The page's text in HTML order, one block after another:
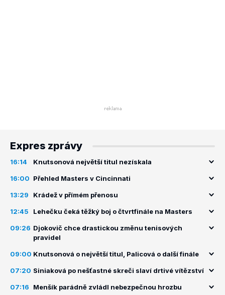
Expres zprávy
16:14 Knutsonová největší titul nezískala
16:00 Přehled Masters v Cincinnati
13:29 Krádež v přímém přenosu
12:45 Lehečku čeká těžký boj o čtvrtfinále na Masters
09:26 Djokovič chce drastickou změnu tenisových
pravidel
09:00 Knutsonová o největší titul, Palicová o další finále
07:20 Siniaková po nešťastné skreči slaví drtivé vítězství
07:16 Menšík parádně zvládl nebezpečnou hrozbu